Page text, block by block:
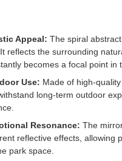
Appeal: The spiral
reflects the surrounding
becomes a focal point in
Use: Made of high-
long-term outdoor
Resonance: The
reflective effects,
park space.